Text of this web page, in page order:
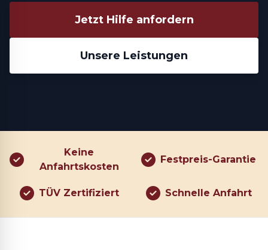
Jetzt Hilfe anfordern
Unsere Leistungen
Keine
Anfahrtskosten
Festpreis-Garantie
TÜV Zertifiziert Schnelle Anfahrt